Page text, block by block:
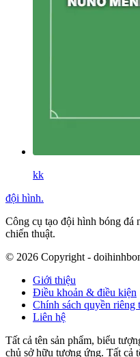
kk
đội hình.
Công cụ tạo đội hình bóng đá
chiến thuật.
© 2026 Copyright -
Giới thiệu
Điều khoản & điều kiện
Chính sách quyền riêng
Liên hệ
Tất cả tên sản phẩm, biểu
chủ sở hữu tương ứng. Tất cả